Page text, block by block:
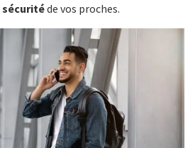
sécuritéde vos proches.